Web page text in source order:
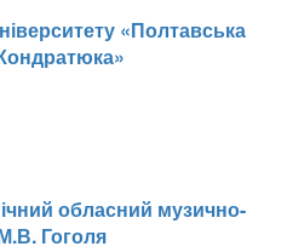
«Полтавська
обласний музично-
Гоголя